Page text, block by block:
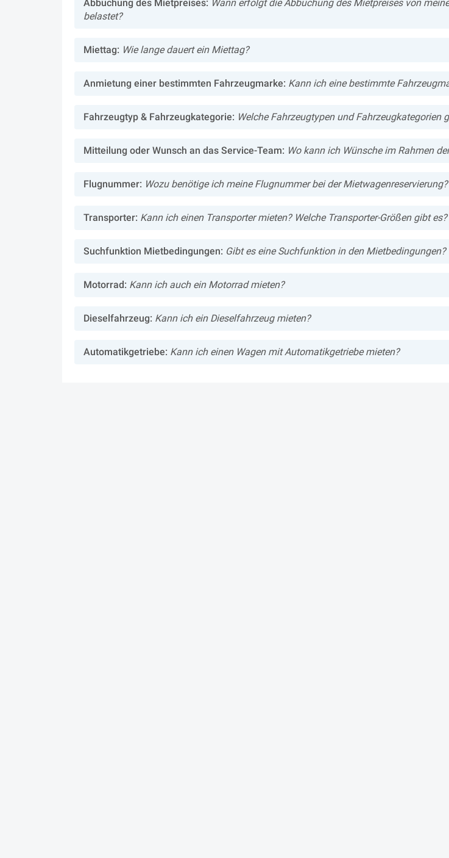
Abbuchung des Mietpreises: Wann erfolgt die Abbuchung des Mietpreises von
belastet?
Miettag: Wie lange dauert ein Miettag?
Anmietung einer bestimmten Fahrzeugmarke: Kann ich eine bestimmte
Fahrzeugtyp & Fahrzeugkategorie: Welche Fahrzeugtypen und Fahrzeugkategorien
Mitteilung oder Wunsch an das Service-Team: Wo kann ich Wünsche im Rahmen
Flugnummer: Wozu benötige ich meine Flugnummer bei der
Transporter: Kann ich einen Transporter mieten? Welche Transporter-Größen gibt
Suchfunktion Mietbedingungen: Gibt es eine Suchfunktion in den Mietbedingungen?
Motorrad: Kann ich auch ein Motorrad mieten?
Dieselfahrzeug: Kann ich ein Dieselfahrzeug mieten?
Automatikgetriebe: Kann ich einen Wagen mit Automatikgetriebe mieten?